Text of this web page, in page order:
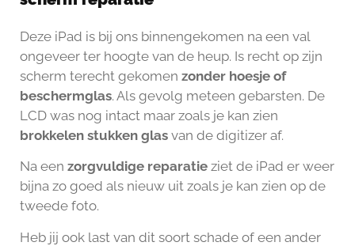
Deze iPad is bij ons binnengekomen na een val
ongeveer ter hoogte van de heup. Is recht op zijn
scherm terecht gekomen zonder hoesje of
beschermglas. Als gevolg meteen gebarsten. De
LCD was nog intact maar zoals je kan zien
brokkelen stukken glas van de digitizer af.
Na een zorgvuldige reparatie ziet de iPad er weer
bijna zo goed als nieuw uit zoals je kan zien op de
tweede foto.
Heb jij ook last van dit soort schade of een ander